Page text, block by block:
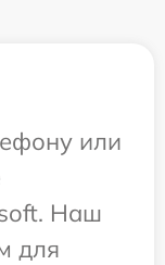
или
Наш
для